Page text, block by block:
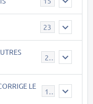
23
22
LE
15